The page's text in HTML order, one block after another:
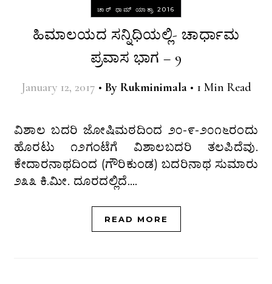
ಚಾರ್ ಧಾಮ್ ಯಾತ್ರಾ 2016
ಹಿಮಾಲಯದ ಸನ್ನಿಧಿಯಲ್ಲಿ- ಚಾರ್ಧಾಮ
ಪ್ರವಾಸ ಭಾಗ – 9
January 12, 2017 • By Rukminimala • 1 Min Read
ವಿಶಾಲ ಬದರಿ ಜೋಷಿಮಠದಿಂದ ೨೦-೯-೨೦೧೬ರಂದು
ಹೊರಟು ೧೨ಗಂಟೆಗೆ ವಿಶಾಲಬದರಿ ತಲಪಿದೆವು.
ಕೇದಾರನಾಥದಿಂದ (ಗೌರಿಕುಂಡ) ಬದರಿನಾಥ ಸುಮಾರು
೨೩೩ ಕಿ.ಮೀ. ದೂರದಲ್ಲಿದೆ.…
READ MORE